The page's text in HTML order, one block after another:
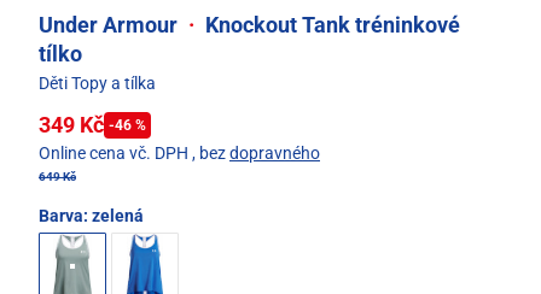
Under Armour · Knockout Tank tréninkové
tílko
Děti Topy a tílka
349 Kč -46 %
Online cena vč. DPH , bezdopravného
649 Kč
Barva: zelená